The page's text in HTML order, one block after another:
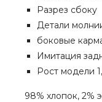
Разрез сбоку
Детали
боковые
Имитация
Рост модели
98% хлопок, 2%